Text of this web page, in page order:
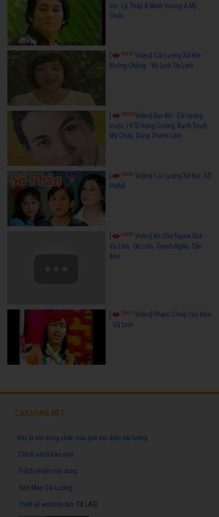
Vơ - Lệ Thủy & Minh Vương & Mỹ
Châu
50847 Video] Cải Lương Xã Hội -
Không Chồng - Vũ Linh Tài Linh
36026 Video] Bụi đời - Cải lương
trước 1975 Hùng Cường, Bạch Tuyết,
Mỹ Châu, Dũng Thanh Lâm
34590 Video] Cải Lương Xã Hội: SỐ
PHẬN
24595 Video] Kẻ Chợ Người Quê -
Vũ Linh, Tài Linh, Thanh Ngân, Tấn
Beo
23613 Video] Phạm Công Cúc Hoa
- Vũ Linh
CAILUONG.NET
Đây là nơi dừng chân của giới mộ điệu cải lương
Chính sách bảo mật
Trách nhiệm nội dung
Site-Map Cải Lương
Thiết kế website bởi: TX LAGI